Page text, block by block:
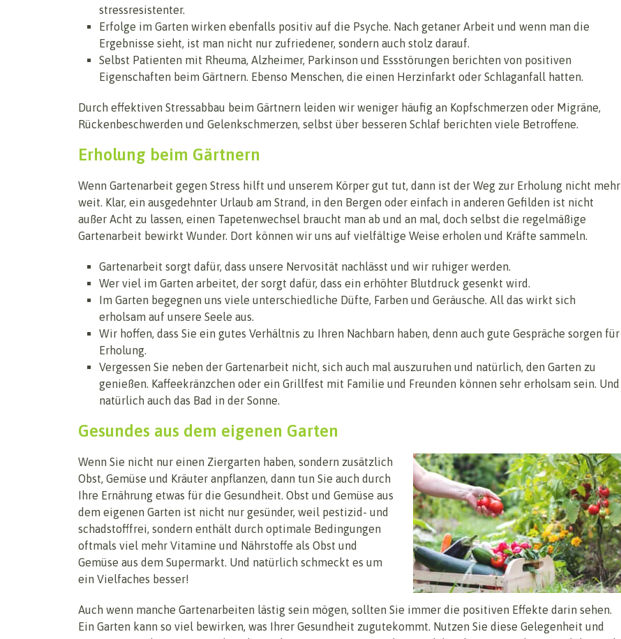
stressresistenter.
Erfolge im Garten wirken ebenfalls positiv auf die Psyche. Nach getaner Arbeit und wenn man die
Ergebnisse sieht, ist man nicht nur zufriedener, sondern auch stolz darauf.
Selbst Patienten mit Rheuma, Alzheimer, Parkinson und Essstörungen berichten von positiven
Eigenschaften beim Gärtnern. Ebenso Menschen, die einen Herzinfarkt oder Schlaganfall hatten.
Durch effektiven Stressabbau beim Gärtnern leiden wir weniger häufig an Kopfschmerzen oder Migräne,
Rückenbeschwerden und Gelenkschmerzen, selbst über besseren Schlaf berichten viele Betroffene.
Erholung beim Gärtnern
Wenn Gartenarbeit gegen Stress hilft und unserem Körper gut tut, dann ist der Weg zur Erholung nicht mehr
weit. Klar, ein ausgedehnter Urlaub am Strand, in den Bergen oder einfach in anderen Gefilden ist nicht
außer Acht zu lassen, einen Tapetenwechsel braucht man ab und an mal, doch selbst die regelmäßige
Gartenarbeit bewirkt Wunder. Dort können wir uns auf vielfältige Weise erholen und Kräfte sammeln.
Gartenarbeit sorgt dafür, dass unsere Nervosität nachlässt und wir ruhiger werden.
Wer viel im Garten arbeitet, der sorgt dafür, dass ein erhöhter Blutdruck gesenkt wird.
Im Garten begegnen uns viele unterschiedliche Düfte, Farben und Geräusche. All das wirkt sich
erholsam auf unsere Seele aus.
Wir hoffen, dass Sie ein gutes Verhältnis zu Ihren Nachbarn haben, denn auch gute Gespräche sorgen für
Erholung.
Vergessen Sie neben der Gartenarbeit nicht, sich auch mal auszuruhen und natürlich, den Garten zu
genießen. Kaffeekränzchen oder ein Grillfest mit Familie und Freunden können sehr erholsam sein. Und
natürlich auch das Bad in der Sonne.
Gesundes aus dem eigenen Garten
Wenn Sie nicht nur einen Ziergarten haben, sondern zusätzlich
Obst, Gemüse und Kräuter anpflanzen, dann tun Sie auch durch
Ihre Ernährung etwas für die Gesundheit. Obst und Gemüse aus
dem eigenen Garten ist nicht nur gesünder, weil pestizid- und
schadstofffrei, sondern enthält durch optimale Bedingungen
oftmals viel mehr Vitamine und Nährstoffe als Obst und
Gemüse aus dem Supermarkt. Und natürlich schmeckt es um
ein Vielfaches besser!
Auch wenn manche Gartenarbeiten lästig sein mögen, sollten Sie immer die positiven Effekte darin sehen.
Ein Garten kann so viel bewirken, was Ihrer Gesundheit zugutekommt. Nutzen Sie diese Gelegenheit und